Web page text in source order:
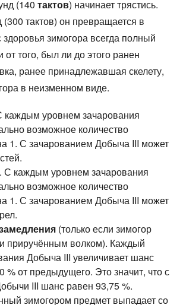
(140 тактов) начинает трястись.
тактов) он превращается в
зимогора всегда полный
от того, был ли до этого ранен
ранее принадлежавшая скелету,
в неизменном виде.
каждым уровнем зачарования
возможное количество
1. С зачарованием Добыча III может
. С каждым уровнем зачарования
возможное количество
1. С зачарованием Добыча III может
(только если зимогор
приручённым волком). Каждый
Добыча III увеличивает шанс
% от предыдущего. Это значит, что с
III шанс равен 93,75 %.
зимогором предмет выпадает со